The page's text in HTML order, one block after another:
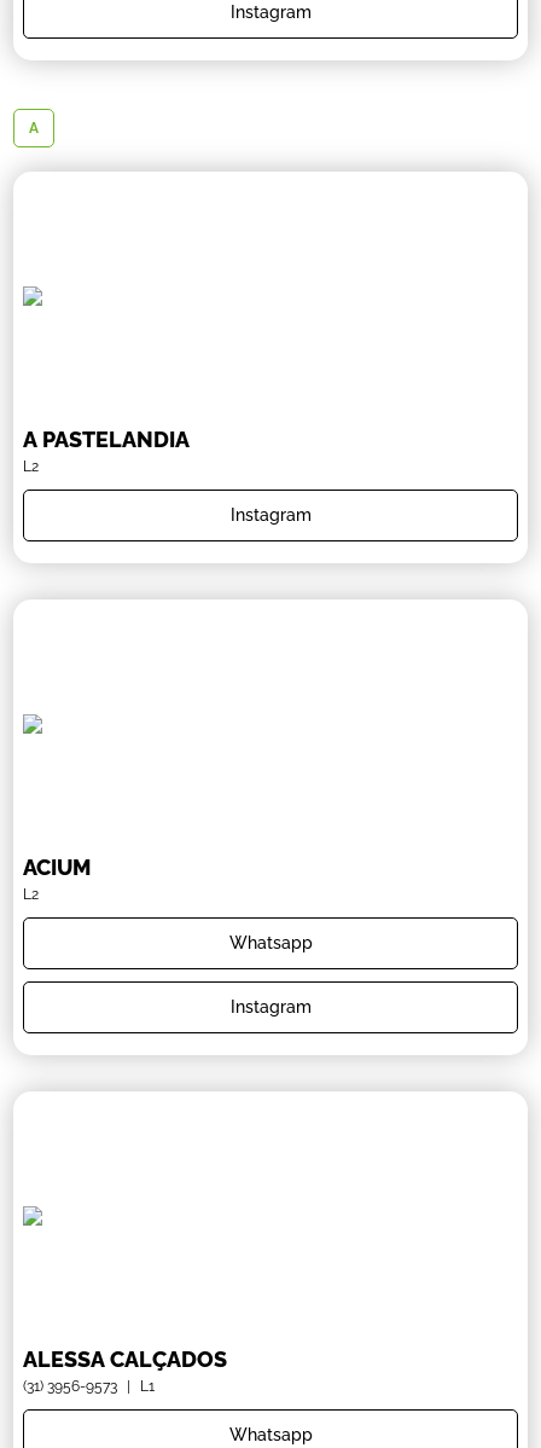
Instagram
A
A PASTELANDIA
L2
Instagram
ACIUM
L2
Whatsapp
Instagram
ALESSA CALÇADOS
(31) 3956-9573 | L1
Whatsapp